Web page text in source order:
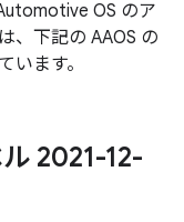
OS のア
、下記の AAOS の
ます。
2021-12-